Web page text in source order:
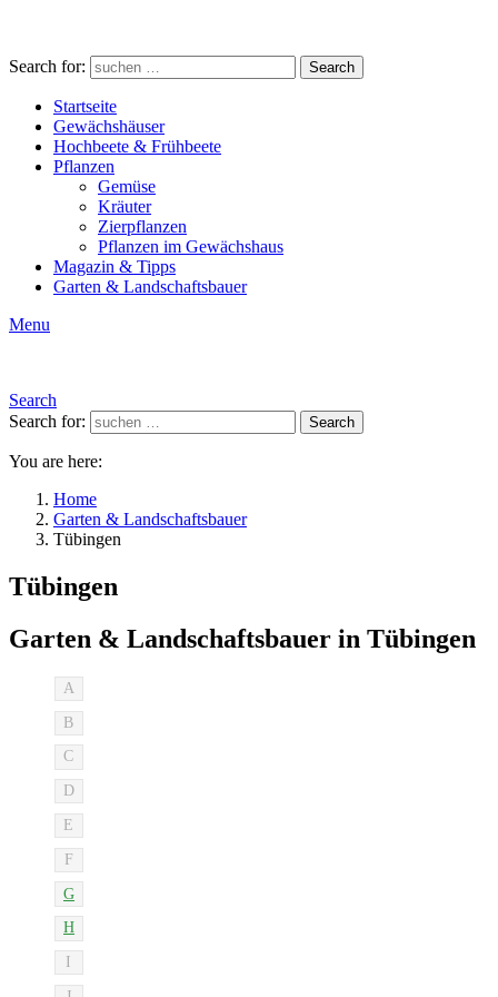
Search for: Search
Startseite
Gewächshäuser
Hochbeete & Frühbeete
Pflanzen
Gemüse
Kräuter
Zierpflanzen
Pflanzen im Gewächshaus
Magazin & Tipps
Garten & Landschaftsbauer
Menu
Search
Search for:
Search
You are here:
Home
Garten & Landschaftsbauer
Tübingen
Tübingen
Garten & Landschaftsbauer in Tübingen
A
B
C
D
E
F
G
H
I